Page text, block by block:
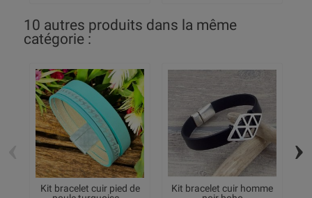
10 autres produits dans la même
catégorie :
Kit bracelet cuir pied de
Kit bracelet cuir homme
›